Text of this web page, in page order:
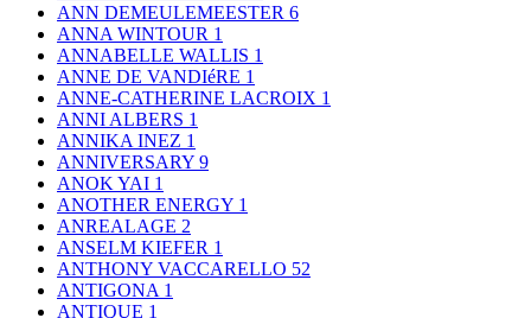
ANN DEMEULEMEESTER 6
ANNA WINTOUR 1
ANNABELLE WALLIS 1
ANNE DE VANDIéRE 1
ANNE-CATHERINE LACROIX 1
ANNI ALBERS 1
ANNIKA INEZ 1
ANNIVERSARY 9
ANOK YAI 1
ANOTHER ENERGY 1
ANREALAGE 2
ANSELM KIEFER 1
ANTHONY VACCARELLO 52
ANTIGONA 1
ANTIQUE 1